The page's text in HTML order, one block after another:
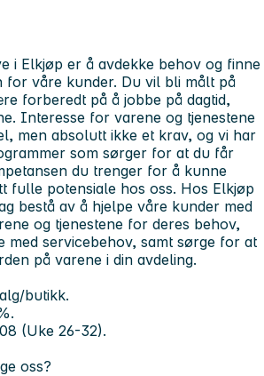
i Elkjøp er å avdekke behov og finne
for våre kunder. Du vil bli målt på
forberedt på å jobbe på dagtid,
Interesse for varene og tjenestene
men absolutt ikke et krav, og vi har
som sørger for at du får
du trenger for å kunne
fulle potensiale hos oss. Hos Elkjøp
bestå av å hjelpe våre kunder med
og tjenestene for deres behov,
med servicebehov, samt sørge for at
på varene i din avdeling.
butikk.
(Uke 26-32).
oss?